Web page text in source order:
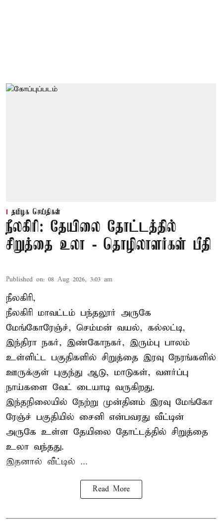
தமிழக செய்திகள்
நீலகிரி: தேயிலை தோட்டத்தில்
சிறுத்தை உலா - தொழிலாளர்கள் பீதி
Published on: 08 Aug 2026, 3:03 am
நீலகிரி,
நீலகிரி மாவட்டம் பந்தலூர் அருகே
மேங்கோரேஞ்ச், செம்மன் வயல், கல்லட்டி,
இந்திரா நகர், இண்கோநகர், இரும்பு பாலம்
உள்ளிட்ட பகுதிகளில் சிறுத்தை இரவு நேரங்களில்
ஊருக்குள் புகுந்து ஆடு, மாடுகள், வளர்ப்பு
நாய்களை வேட் டையாடி வருகிறது.
இந்தநிலையில் நேற்று முன்தினம் இரவு மேங்கோ
ரேஞ்ச் பகுதியில் சைனி என்பவரது வீட்டின்
அருகே உள்ள தேயிலை தோட்டத்தில் சிறுத்தை
உலா வந்தது.
இதனால் வீட்டில் ...
Read More